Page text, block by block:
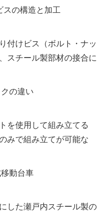
スの構造と加工
付けビス（ボルト・ナッ
スチール製部材の接合に
の違い
を使用して組み立てる
みで組み立てが可能な
動台車
した瀬戸内スチール製の